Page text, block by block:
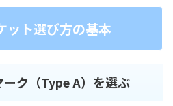
ット選び方の基本
ク（Type A）を選ぶ